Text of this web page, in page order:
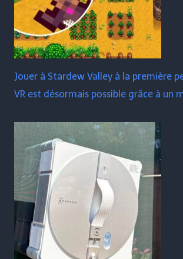
Jouer à Stardew Valley à la première
VR est désormais possible grâce à un